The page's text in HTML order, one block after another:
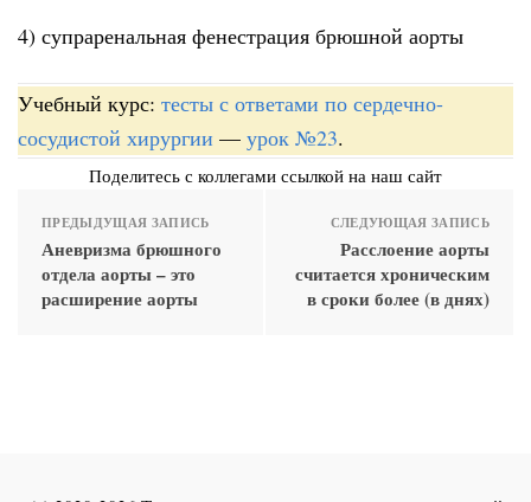
4) супраренальная фенестрация брюшной аорты
Учебный курс: тесты с ответами по сердечно-
сосудистой хирургии — урок №23.
Поделитесь с коллегами ссылкой на наш сайт
ПРЕДЫДУЩАЯ ЗАПИСЬ
Аневризма брюшного
отдела аорты – это
расширение аорты
СЛЕДУЮЩАЯ ЗАПИСЬ
Расслоение аорты
считается хроническим
в сроки более (в днях)